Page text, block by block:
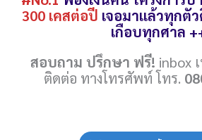
300 เคสต่อปี เจอมาแล้วทุกตั
เกือบทุกศาล
สอบถาม ปรึกษา ฟรี! inbox
ติดต่อ ทางโทรศัพท์ โทร.